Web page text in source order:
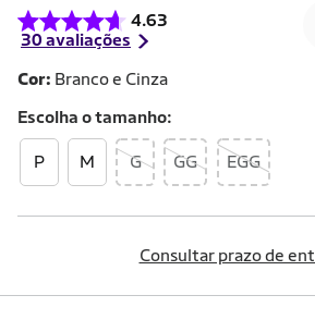
4.63
30 avaliações
Cor: Branco e Cinza
Escolha otamanho
P M G GG EGG
Consultar prazo de